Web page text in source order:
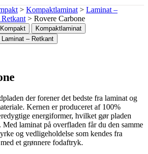
> Kompaktlaminat > Laminat –
> Rovere Carbone
Kompaktlaminat
Laminat – Retkant
der forener det bedste fra laminat og
Kernen er produceret af 100%
energiformer, hvilket gør pladen
laminat på overfladen får du den samme
og vedligeholdelse som kendes fra
et grønnere fodaftryk.